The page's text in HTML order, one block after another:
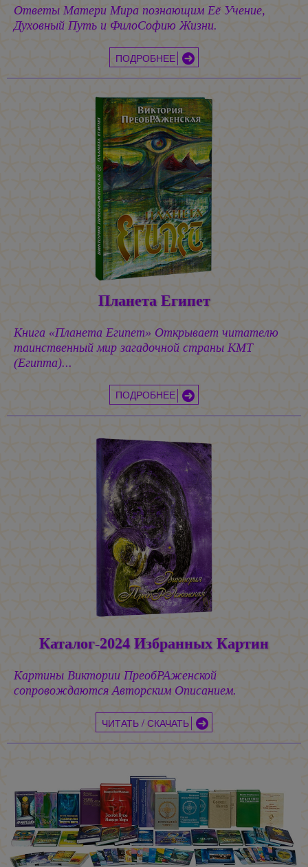
Ответы Матери Мира познающим Её Учение,
Духовный Путь и ФилоСофию Жизни.
ПОДРОБНЕЕ
Планета Египет
Книга «Планета Египет» Открывает читателю
таинственный мир загадочной страны КМТ
(Египта)...
ПОДРОБНЕЕ
Каталог-2024 Избранных Картин
Картины Виктории ПреобРАженской
сопровождаются Авторским Описанием.
ЧИТАТЬ / СКАЧАТЬ